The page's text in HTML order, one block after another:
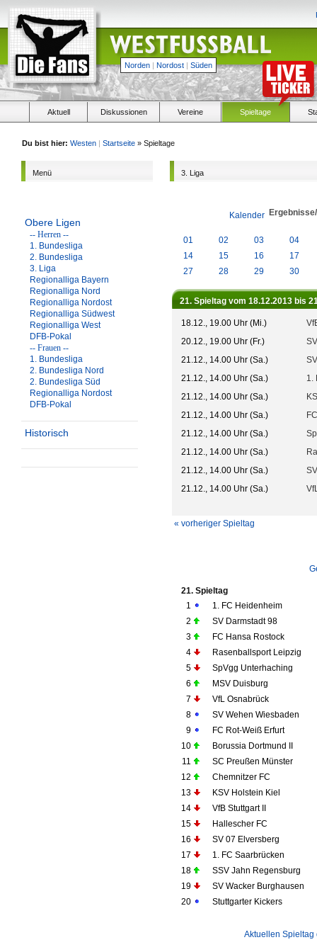
Norden | Nordost | Süden
Aktuell Diskussionen Vereine Spieltage
Du bist hier: Westen | Startseite » Spieltage
Menü
Obere Ligen
-- Herren --
1. Bundesliga
2. Bundesliga
3. Liga
Regionalliga Bayern
Regionalliga Nord
Regionalliga Nordost
Regionalliga Südwest
Regionalliga West
DFB-Pokal
-- Frauen --
1. Bundesliga
2. Bundesliga Nord
2. Bundesliga Süd
Regionalliga Nordost
DFB-Pokal
Historisch
3. Liga
Kalender
01 02 03
04
14
15 16
17
27
28 29 30
21. Spieltag vom 18.12.2013 bis
18.12., 19.00 Uhr (Mi.)
20.12., 19.00 Uhr (Fr.)
21.12., 14.00 Uhr (Sa.)
21.12., 14.00 Uhr (Sa.)
1.
21.12., 14.00 Uhr (Sa.)
21.12., 14.00 Uhr (Sa.)
21.12., 14.00 Uhr (Sa.)
21.12., 14.00 Uhr (Sa.)
21.12., 14.00 Uhr (Sa.)
21.12., 14.00 Uhr (Sa.)
« vorheriger Spieltag
21. Spieltag
1
1. FC Heidenheim
2
SV Darmstadt 98
3
FC Hansa Rostock
4
Rasenballsport Leipzig
5
SpVgg Unterhaching
6
MSV Duisburg
7
VfL Osnabrück
8
SV Wehen Wiesbaden
9
FC Rot-Weiß Erfurt
10
Borussia Dortmund II
11
SC Preußen Münster
12
Chemnitzer FC
13
KSV Holstein Kiel
14
VfB Stuttgart II
15
Hallescher FC
16
SV 07 Elversberg
17
1. FC Saarbrücken
18
SSV Jahn Regensburg
19
SV Wacker Burghausen
20
Stuttgarter Kickers
Aktuellen Spieltag